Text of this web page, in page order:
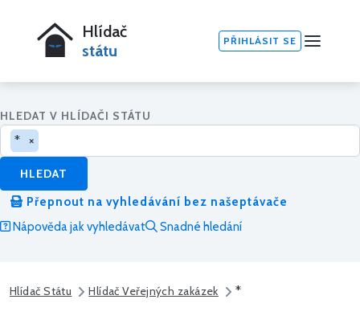
Hlídač
státu
PŘIHLÁSIT SE
HLEDAT V HLÍDAČI STÁTU
* ×
HLEDAT
Přepnout na vyhledávání bez našeptávače
Nápověda jak vyhledávat
Snadné hledání
Hlídač Státu Hlídač Veřejných zakázek *